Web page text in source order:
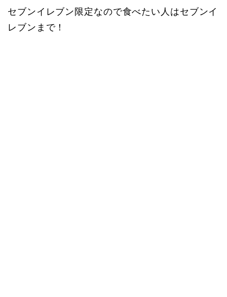
セブンイレブン限定なので食べたい人はセブンイ
レブンまで！